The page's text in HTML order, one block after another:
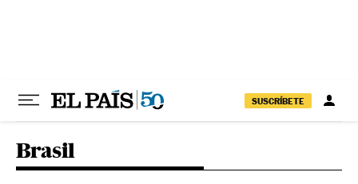
SUSCRÍBETE
Brasil